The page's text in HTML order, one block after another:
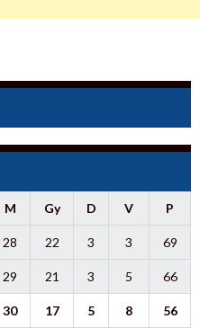
M Gy D V P
28 22 3 3 69
29 21 3 5 66
30 17 5 8 56